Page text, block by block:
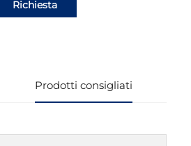
Richiesta
Prodotti consigliati